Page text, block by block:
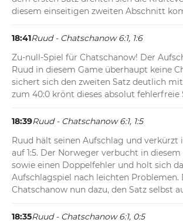
diesem einseitigen zweiten Abschnitt
18:41Ruud - Chatschanow 6:1, 1:6
Zu-null-Spiel für Chatschanow! Der
Ruud in diesem Game überhaupt keine
sichert sich den zweiten Satz deutlich mit
zum 40:0 krönt dieses absolut fehlerfreie
18:39Ruud - Chatschanow 6:1, 1:5
Ruud hält seinen Aufschlag und verkürzt
auf 1:5. Der Norweger verbucht in diesem
sowie einen Doppelfehler und holt sich
Aufschlagspiel nach leichten
Chatschanow nun dazu, den Satz selbst
18:35Ruud - Chatschanow 6:1, 0:5